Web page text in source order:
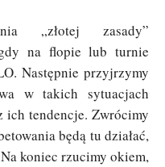
„złotej zasady”
na flopie lub turnie
Następnie przyjrzymy
w takich sytuacjach
ich tendencje. Zwrócimy
będą tu działać,
koniec rzucimy okiem,